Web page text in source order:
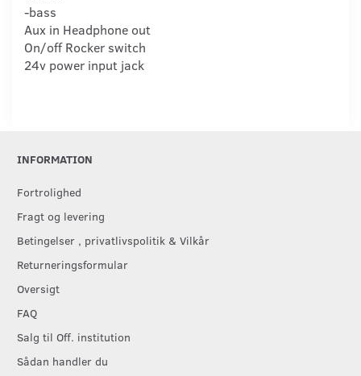
-bass
Aux in Headphone out
On/off Rocker switch
24v power input jack
INFORMATION
Fortrolighed
Fragt og levering
Betingelser , privatlivspolitik & Vilkår
Returneringsformular
Oversigt
FAQ
Salg til Off. institution
Sådan handler du